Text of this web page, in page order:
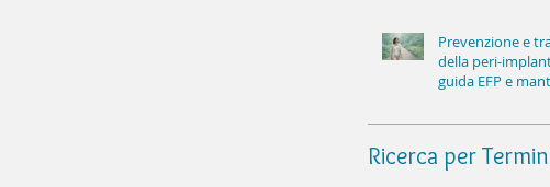
Prevenzione e
della peri-
guida EFP e
Ricerca per